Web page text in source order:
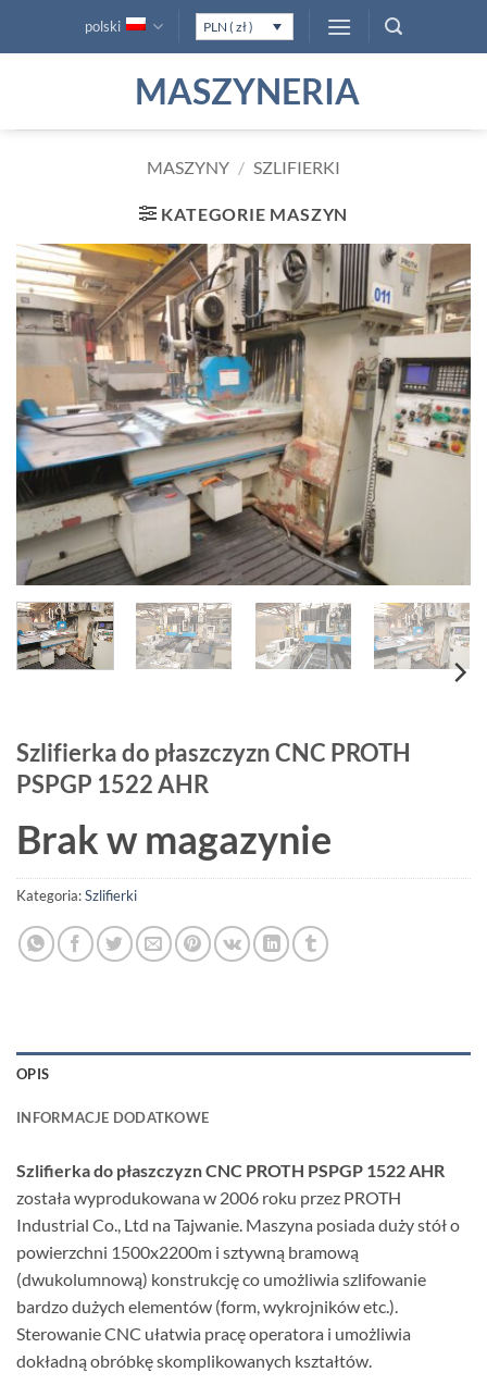
polski PLN ( zł )
MASZYNERIA
MASZYNY / SZLIFIERKI
KATEGORIE MASZYN
Szlifierka do płaszczyzn CNC PROTH
PSPGP 1522 AHR
Brak w magazynie
Kategoria:Szlifierki
OPIS
INFORMACJE DODATKOWE
Szlifierka do płaszczyzn CNC PROTH PSPGP 1522 AHR
została wyprodukowana w 2006 roku przez PROTH
Industrial Co., Ltd na Tajwanie. Maszyna posiada duży stół o
powierzchni 1500x2200m i sztywną bramową
(dwukolumnową) konstrukcję co umożliwia szlifowanie
bardzo dużych elementów (form, wykrojników etc.).
Sterowanie CNC ułatwia pracę operatora i umożliwia
dokładną obróbkę skomplikowanych kształtów.